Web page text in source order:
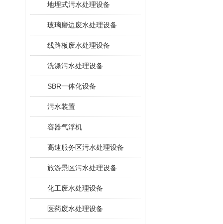
地埋式污水处理设备
玻璃磨边废水处理设备
线路板废水处理设备
洗涤污水处理设备
SBR一体化设备
污水装置
容器气浮机
高速服务区污水处理设备
旅游景区污水处理设备
化工废水处理设备
医药废水处理设备